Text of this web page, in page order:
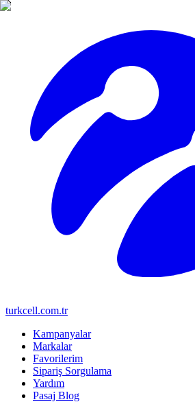
turkcell.com.tr
Kampanyalar
Markalar
Favorilerim
Sipariş Sorgulama
Yardım
Pasaj Blog